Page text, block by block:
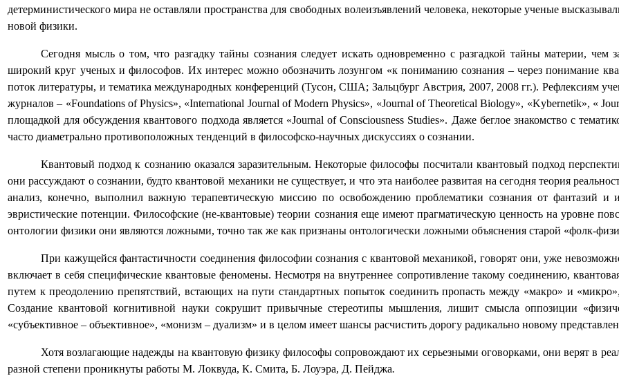
детерминистического мира не оставляли пространства для свободных волеизъявлений человека, некоторые ученые
новой физики.
Сегодня мысль о том, что разгадку тайны сознания следует искать одновременно с разгадкой тайны материи, чем
широкий круг ученых и философов. Их интерес можно обозначить лозунгом «к пониманию сознания – через понимание
поток литературы, и тематика международных конференций (Тусон, США; Зальцбург Австрия, 2007, 2008 гг.). Рефлексиям
журналов – «Foundations of Physics», «International Journal of Modern Physics», «Journal of Theoretical Biology», «Kybernetik», «
площадкой для обсуждения квантового подхода является «Journal of Consciousness Studies». Даже беглое знакомство с
часто диаметрально противоположных тенденций в философско-научных дискуссиях о сознании.
Квантовый подход к сознанию оказался заразительным. Некоторые философы посчитали квантовый подход
они рассуждают о сознании, будто квантовой механики не существует, и что эта наиболее развитая на сегодня теория
анализ, конечно, выполнил важную терапевтическую миссию по освобождению проблематики сознания от фантазий и
эвристические потенции. Философские (не-квантовые) теории сознания еще имеют прагматическую ценность на уровне
онтологии физики они являются ложными, точно так же как признаны онтологически ложными объяснения старой «фолк-
При кажущейся фантастичности соединения философии сознания с квантовой механикой, говорят они, уже
включает в себя специфические квантовые феномены. Несмотря на внутреннее сопротивление такому соединению,
путем к преодолению препятствий, встающих на пути стандартных попыток соединить пропасть между «макро» и
Создание квантовой когнитивной науки сокрушит привычные стереотипы мышления, лишит смысла оппозиции
«субъективное – объективное», «монизм – дуализм» и в целом имеет шансы расчистить дорогу радикально новому
Хотя возлагающие надежды на квантовую физику философы сопровождают их серьезными оговорками, они верят в
разной степени проникнуты работы М. Локвуда, К. Смита, Б. Лоуэра, Д. Пейджа.